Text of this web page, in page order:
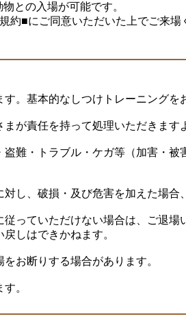
との入場が可能です。
約■にご同意いただいた上でご来場
。基本的なしつけトレーニングを
が責任を持って処理いただきます
盗難・トラブル・ケガ等（加害・
し、破損・及び危害を加えた場合
っていただけない場合は、ご退場
しはできかねます。
お断りする場合があります。
。